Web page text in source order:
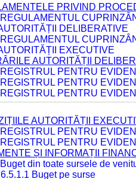
PRIVIND
DELIBERATIVE
EXECUTIVE
AUTORITĂȚII
PENTRU
PENTRU
PENTRU
AUTORITĂȚII
PENTRU
PENTRU
ȘI INFORMAȚII
din toate sursele de
6.5.1.1 Buget pe surse